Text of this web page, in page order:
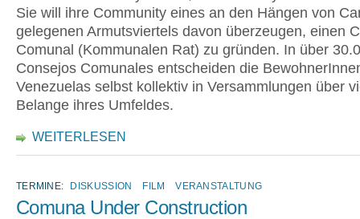
Sie will ihre Community eines an den Hängen von
gelegenen Armutsviertels davon überzeugen, einen
Comunal (Kommunalen Rat) zu gründen. In über
Consejos Comunales entscheiden die
Venezuelas selbst kollektiv in Versammlungen über
Belange ihres Umfeldes.
WEITERLESEN
TERMINE: DISKUSSION FILM VERANSTALTUNG
Comuna Under Construction